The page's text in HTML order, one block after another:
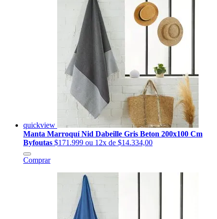
quickview
Manta Marroquí Nid Dabeille Gris Beton 200x100 Cm
Byfoutas $171.999 ou 12x de $14.334,00
Comprar